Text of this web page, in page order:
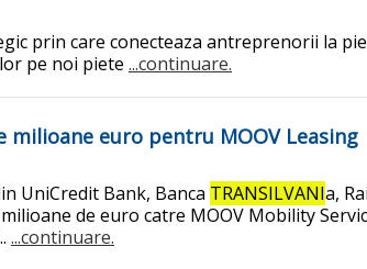
prin care conecteaza antreprenorii la
pe noi piete ...continuare.
euro pentru MOOV Leasing
UniCredit Bank, Banca TRANSILVANIa,
de euro catre MOOV Mobility
...continuare.